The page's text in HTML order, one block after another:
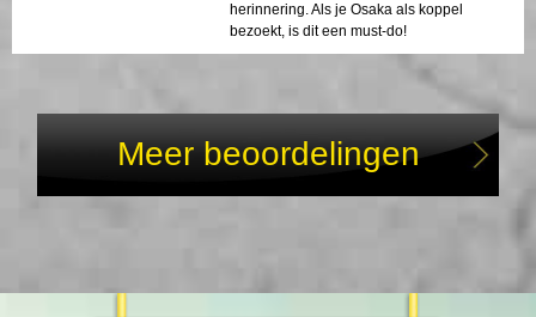
herinnering. Als je Osaka als koppel
bezoekt, is dit een must-do!
Meer beoordelingen